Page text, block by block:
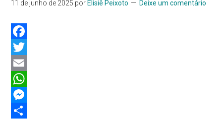
11 de junho de 2025 por Elisiê Peixoto Deixe um comentário
Facebook
Twitter
Email
WhatsApp
Messenger